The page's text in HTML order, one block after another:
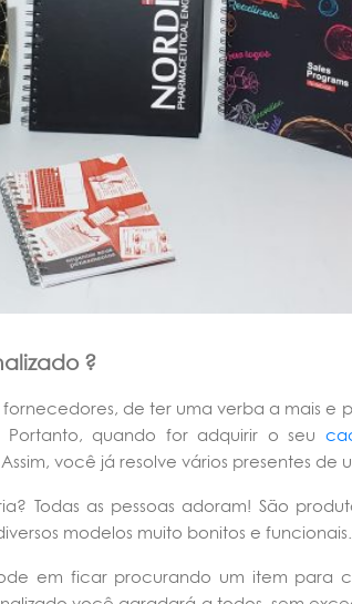
?
de ter uma verba a mais
Portanto, quando for adquirir o seu
você já resolve vários presentes de
Todas as pessoas adoram! São
modelos muito bonitos e funcionais.
em ficar procurando um item para